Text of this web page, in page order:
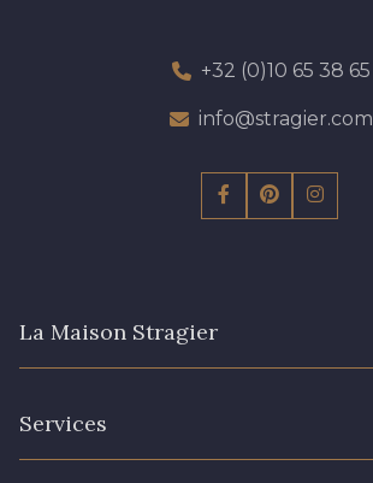
+32 (0)10 65 38 65
info@stragier.com
La Maison Stragier
Services